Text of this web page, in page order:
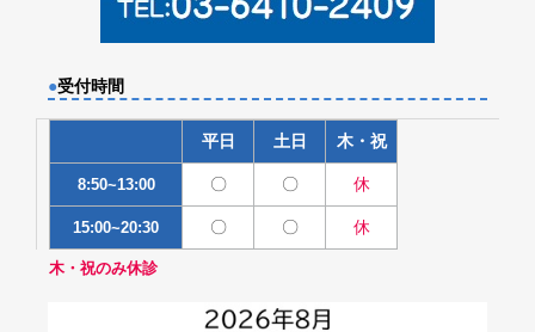
●受付時間
平日 土日 木・祝
8:50~13:00 〇 〇 休
15:00~20:30 〇 〇 休
木・祝のみ休診